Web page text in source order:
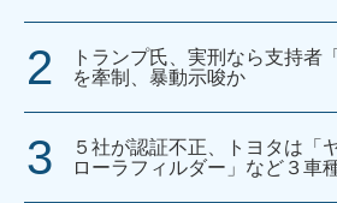
トランプ氏、実刑なら支持
を牽制、暴動示唆か
５社が認証不正、トヨタは「
ローラフィルダー」など３車